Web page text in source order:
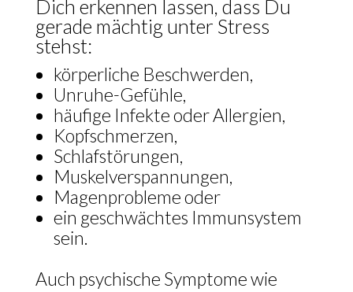
Dich erkennen lassen, dass Du
gerade mächtig unter Stress
stehst:
körperliche Beschwerden,
Unruhe-Gefühle,
häufige Infekte oder Allergien,
Kopfschmerzen,
Schlafstörungen,
Muskelverspannungen,
Magenprobleme oder
ein geschwächtes Immunsystem
sein.
Auch psychische Symptome wie